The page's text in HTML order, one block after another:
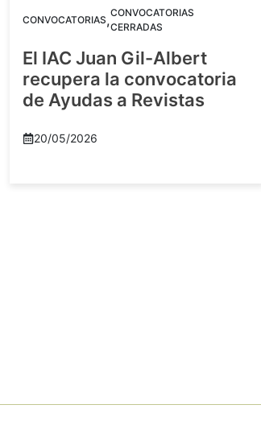
CONVOCATORIAS,CONVOCATORIAS
CERRADAS
El IAC Juan Gil-Albert
recupera la convocatoria
de Ayudas a Revistas
20/05/2026